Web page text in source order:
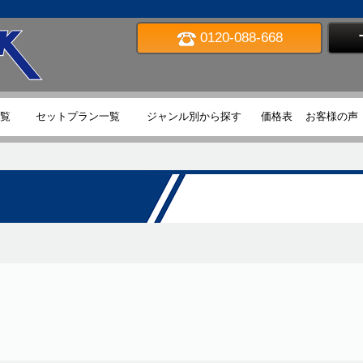
0120-088-668
TOPセットプラン一覧 ジャンル別から探す 価格表 お客様の声